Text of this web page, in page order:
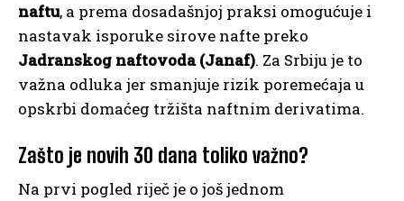
naftu, a prema dosadašnjoj praksi omogućuje i
nastavak isporuke sirove nafte preko
Jadranskog naftovoda (Janaf). Za Srbiju je to
važna odluka jer smanjuje rizik poremećaja u
opskrbi domaćeg tržišta naftnim derivatima.
Zašto je novih 30 dana toliko važno?
Na prvi pogled riječ je o još jednom